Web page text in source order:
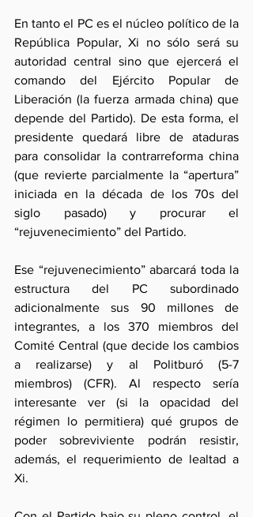
En tanto el PC es el núcleo político de la
República Popular, Xi no sólo será su
autoridad central sino que ejercerá el
comando del Ejército Popular de
Liberación (la fuerza armada china) que
depende del Partido). De esta forma, el
presidente quedará libre de ataduras
para consolidar la contrarreforma china
(que revierte parcialmente la “apertura”
iniciada en la década de los 70s del
siglo pasado) y procurar el
“rejuvenecimiento” del Partido.
Ese “rejuvenecimiento” abarcará toda la
estructura del PC subordinado
adicionalmente sus 90 millones de
integrantes, a los 370 miembros del
Comité Central (que decide los cambios
a realizarse) y al Politburó (5-7
miembros) (CFR). Al respecto sería
interesante ver (si la opacidad del
régimen lo permitiera) qué grupos de
poder sobreviviente podrán resistir,
además, el requerimiento de lealtad a
Xi.